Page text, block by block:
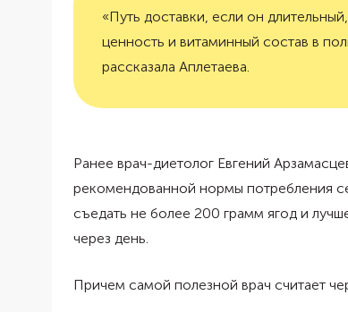
«Путь доставки, если он
ценность и витаминный состав в
рассказала Аплетаева.
Ранее врач-диетолог Евгений
рекомендованной нормы потребления
съедать не более 200 грамм ягод и
через день.
Причем самой полезной врач считает